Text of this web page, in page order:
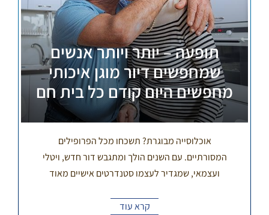
תופעה – יותר ויותר אנשים
שמחפשים דיור מוגן איכותי
מחפשים היום קודם כל בית חם
אוכלוסייה מבוגרת? תשכחו מכל הפרופילים
המסורתיים. עם השנים הולך ומתגבש דור חדש, ויטלי
ועצמאי, שמגדיר לעצמו סטנדרטים אישיים מאוד
קרא עוד